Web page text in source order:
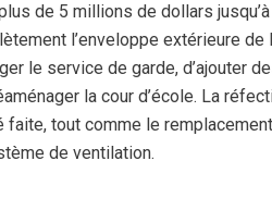
de 5 millions de dollars
l’enveloppe extérieure de
le service de garde, d’ajouter
la cour d’école. La
tout comme le
de ventilation.